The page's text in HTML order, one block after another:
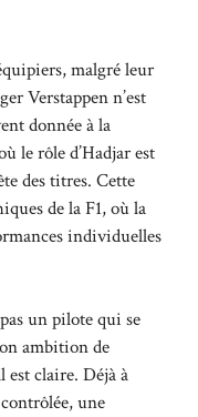
malgré leur
Verstappen n’est
donnée à la
le rôle d’Hadjar est
des titres. Cette
de la F1, où la
individuelles
un pilote qui se
ambition de
claire. Déjà à
une